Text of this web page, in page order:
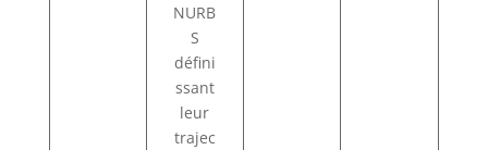
NURB
S
défini
ssant
leur
trajec